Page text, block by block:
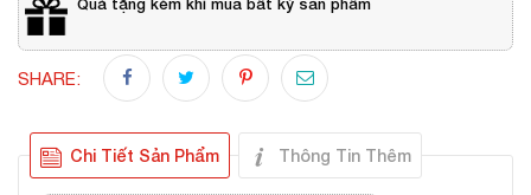
Quà tặng kèm khi mua bất kỳ sản phẩm
SHARE:
Chi Tiết Sản Phẩm Thông Tin Thêm